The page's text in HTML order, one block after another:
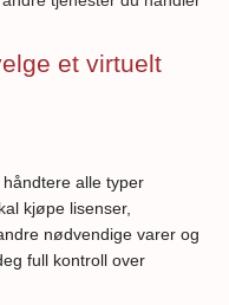
et virtuelt
alle typer
kjøpe lisenser,
nødvendige varer og
full kontroll over